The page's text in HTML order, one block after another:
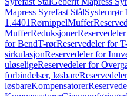
Mapress Syrefast StålSystemrør
1.4401RørnippelMuffer
MufferReduksjoner
for BendT-rørReservedeler for
sirkulasjonReservedeler for
uløseligeReservedeler for
forbindelser, løsbare
løsbareKompensatorer